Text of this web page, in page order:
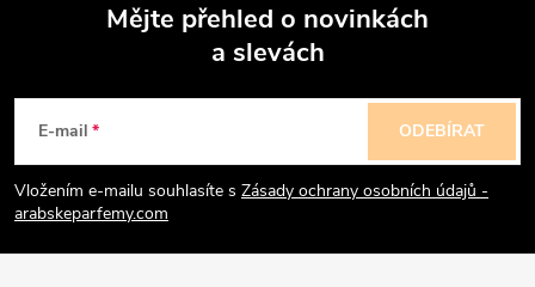
p
a
Mějte přehled o novinkách
a slevách
E-mail
Vložením e-mailu souhlasíte s Zásady ochrany osobních údajů -
arabskeparfemy.com
ODEBÍRAT